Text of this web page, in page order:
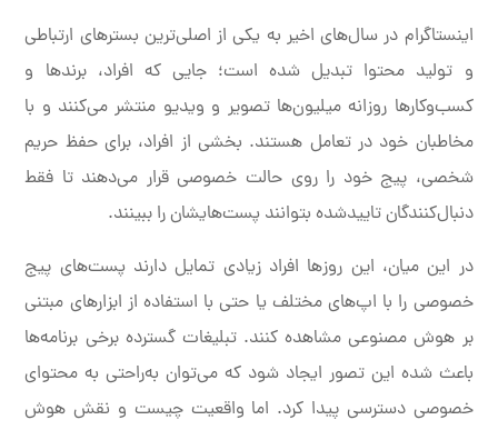
اینستاگرام در سال‌های اخیر به یکی از اصلی‌ترین بسترهای ارتباطی
و تولید محتوا تبدیل شده است؛ جایی که افراد، برندها و
کسب‌وکارها روزانه میلیون‌ها تصویر و ویدیو منتشر می‌کنند و با
مخاطبان خود در تعامل هستند. بخشی از افراد، برای حفظ حریم
شخصی، پیج خود را روی حالت خصوصی قرار می‌دهند تا فقط
دنبال‌کنندگان تاییدشده بتوانند پست‌هایشان را ببینند.
در این میان، این روزها افراد زیادی تمایل دارند پست‌های پیج
خصوصی را با اپ‌های مختلف یا حتی با استفاده از ابزارهای مبتنی
بر هوش مصنوعی مشاهده کنند. تبلیغات گسترده برخی برنامه‌ها
باعث شده این تصور ایجاد شود که می‌توان به‌راحتی به محتوای
خصوصی دسترسی پیدا کرد. اما واقعیت چیست و نقش هوش